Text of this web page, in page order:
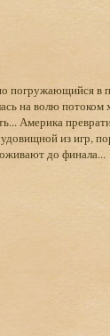
погружающийся в
на волю потоком
Америка
из игр,
до финала...